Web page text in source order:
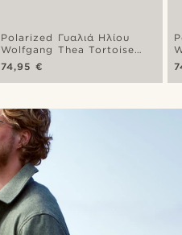
Polarized Γυαλιά Ηλίου
Wolfgang Thea Tortoise
Shell & Green
74,95 €